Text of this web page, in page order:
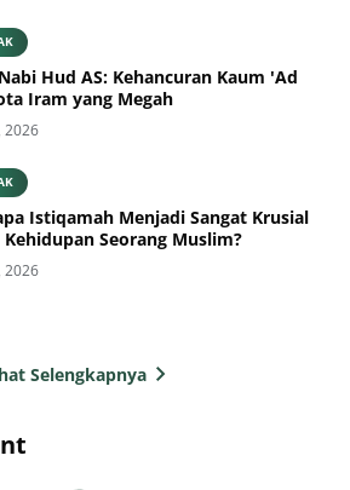
Hud AS: Kehancuran Kaum 'Ad
Iram yang Megah
2026
Istiqamah Menjadi Sangat Krusial
Seorang Muslim?
2026
Selengkapnya